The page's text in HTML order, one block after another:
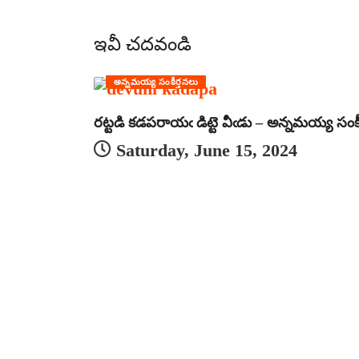
ఇవీ చదవండి
అన్నమయ్య సంకీర్తనలు
రట్టడి కడపరాయఁ డిట్టె వీఁడు – అన్నమయ్య
Saturday, June 15, 2024